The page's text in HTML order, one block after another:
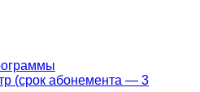
(срок абонемента — 3